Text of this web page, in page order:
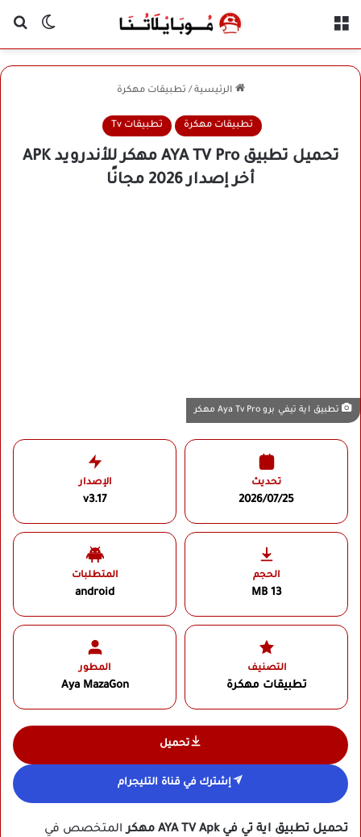
الوضع
الرئيسية / تطبيقات مهكرة
تطبيقات مهكرة تطبيقات Tv
تحميل تطبيق AYA TV Pro مهكر للأندرويد APK
أخر إصدار 2026 مجانًا
تطبيق اية تيفي برو Aya Tv Pro مهكر
تحديث
2026/07/25
الإصدار
v3.17
الحجم
13 MB
المتطلبات
android
التصنيف
تطبيقات مهكرة
المطور
Aya MazaGon‏
تحميل
إشترك في قناة التليجرام
تحميل تطبيق اية تي في AYA TV Apk مهكر
المتخصص في